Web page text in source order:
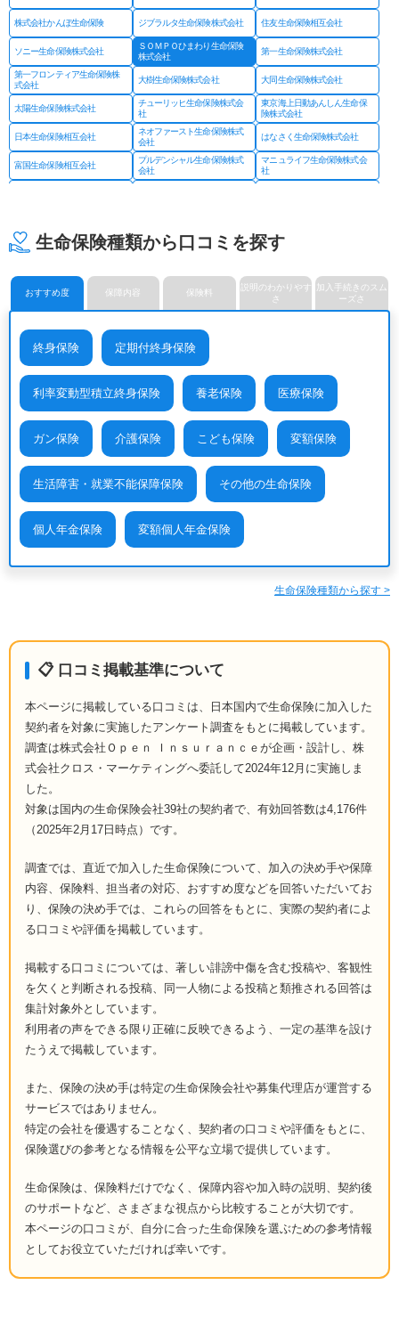
株式会社かんぽ生命保険 ジブラルタ生命保険株式会社 住友生命保険相互会社
ソニー生命保険株式会社
ＳＯＭＰＯひまわり生命保険
株式会社
第一生命保険株式会社
第一フロンティア生命保険株
式会社
大樹生命保険株式会社 大同生命保険株式会社
太陽生命保険株式会社
チューリッヒ生命保険株式会
社
東京海上日動あんしん生命保
険株式会社
日本生命保険相互会社
ネオファースト生命保険株式
会社
はなさく生命保険株式会社
富国生命保険相互会社
プルデンシャル生命保険株式
会社
マニュライフ生命保険株式会
社
楽天生命保険株式会社
生命保険種類から口コミを探す
おすすめ度 保障内容 保険料
説明のわかりやす
さ
加入手続きのスム
ーズさ
終身保険 定期付終身保険
利率変動型積立終身保険 養老保険 医療保険
ガン保険 介護保険 こども保険 変額保険
生活障害・就業不能保障保険 その他の生命保険
個人年金保険 変額個人年金保険
生命保険種類から探す >
📋 口コミ掲載基準について
本ページに掲載している口コミは、日本国内で生命保険に加入した
契約者を対象に実施したアンケート調査をもとに掲載しています。
調査は株式会社Ｏｐｅｎ Ｉｎｓｕｒａｎｃｅが企画・設計し、株
式会社クロス・マーケティングへ委託して2024年12月に実施しま
した。
対象は国内の生命保険会社39社の契約者で、有効回答数は4,176件
（2025年2月17日時点）です。
調査では、直近で加入した生命保険について、加入の決め手や保障
内容、保険料、担当者の対応、おすすめ度などを回答いただいてお
り、保険の決め手では、これらの回答をもとに、実際の契約者によ
る口コミや評価を掲載しています。
掲載する口コミについては、著しい誹謗中傷を含む投稿や、客観性
を欠くと判断される投稿、同一人物による投稿と類推される回答は
集計対象外としています。
利用者の声をできる限り正確に反映できるよう、一定の基準を設け
たうえで掲載しています。
また、保険の決め手は特定の生命保険会社や募集代理店が運営する
サービスではありません。
特定の会社を優遇することなく、契約者の口コミや評価をもとに、
保険選びの参考となる情報を公平な立場で提供しています。
生命保険は、保険料だけでなく、保障内容や加入時の説明、契約後
のサポートなど、さまざまな視点から比較することが大切です。
本ページの口コミが、自分に合った生命保険を選ぶための参考情報
としてお役立ていただければ幸いです。